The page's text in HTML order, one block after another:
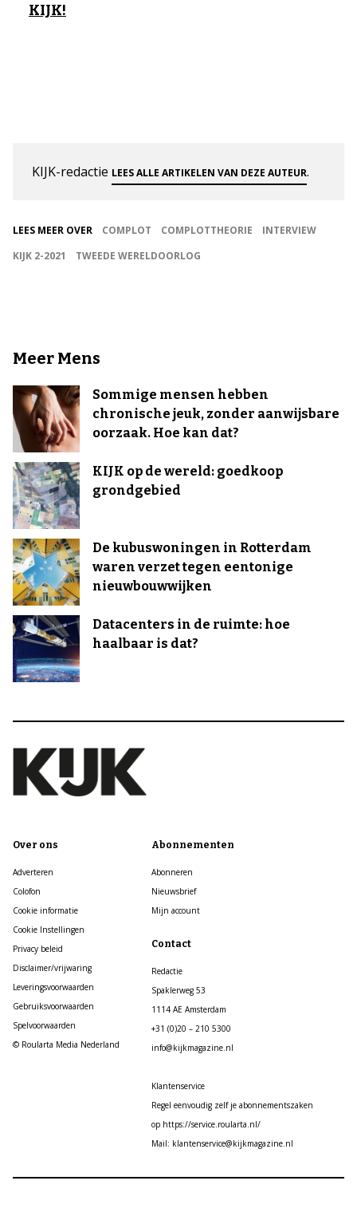
KIJK!
KIJK-redactie LEES ALLE ARTIKELEN VAN DEZE AUTEUR.
LEES MEER OVER COMPLOT COMPLOTTHEORIE
INTERVIEW
KIJK 2-2021
TWEEDE WERELDOORLOG
Meer Mens
Sommige mensen hebben
chronische jeuk, zonder aanwijsbare
oorzaak. Hoe kan dat?
KIJK op de wereld: goedkoop
grondgebied
De kubuswoningen in Rotterdam
waren verzet tegen eentonige
nieuwbouwwijken
Datacenters in de ruimte: hoe
haalbaar is dat?
Over ons
Adverteren
Colofon
Cookie informatie
Cookie Instellingen
Privacy beleid
Disclaimer/vrijwaring
Leveringsvoorwaarden
Gebruiksvoorwaarden
Spelvoorwaarden
© Roularta Media Nederland
Abonnementen
Abonneren
Nieuwsbrief
Mijn account
Contact
Redactie
Spaklerweg 53
1114 AE Amsterdam
+31 (0)20 – 210 5300
info@kijkmagazine.nl
Klantenservice
Regel eenvoudig zelf je abonnementszaken
op https://service.roularta.nl/
Mail: klantenservice@kijkmagazine.nl